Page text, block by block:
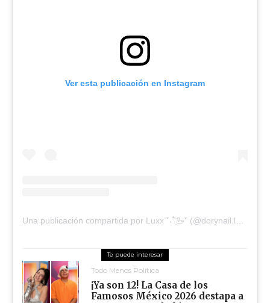
Ver esta publicación en Instagram
Todo Menos Política
¡Ya son 12! La Casa de los
Famosos México 2026 destapa a